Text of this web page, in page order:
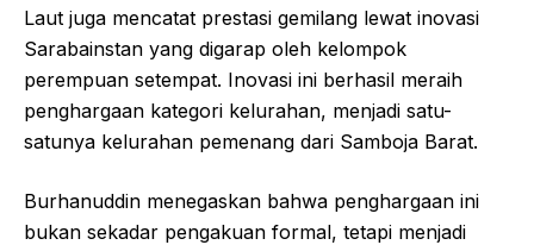
Laut juga mencatat prestasi gemilang lewat inovasi
Sarabainstan yang digarap oleh kelompok
perempuan setempat. Inovasi ini berhasil meraih
penghargaan kategori kelurahan, menjadi satu-
satunya kelurahan pemenang dari Samboja Barat.
Burhanuddin menegaskan bahwa penghargaan ini
bukan sekadar pengakuan formal, tetapi menjadi